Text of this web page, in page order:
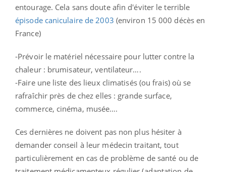
entourage. Cela sans doute afin d'éviter le terrible
épisode caniculaire de 2003 (environ 15 000 décès en
France)
-Prévoir le matériel nécessaire pour lutter contre la
chaleur : brumisateur, ventilateur….
-Faire une liste des lieux climatisés (ou frais) où se
rafraîchir près de chez elles : grande surface,
commerce, cinéma, musée….
Ces dernières ne doivent pas non plus hésiter à
demander conseil à leur médecin traitant, tout
particulièrement en cas de problème de santé ou de